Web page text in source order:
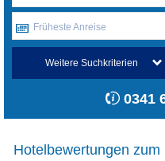
Früheste Anreise
Weitere Suchkriterien
0341
Hotelbewertungen